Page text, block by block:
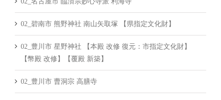
02_碧南市 熊野神社 南山矢取塚 【県指定文化財】
02_豊川市 星野神社 【本殿 改修 復元：市指定文化財】
【幣殿 改修】【覆殿 新築】
02_豊川市 曹洞宗 高膳寺